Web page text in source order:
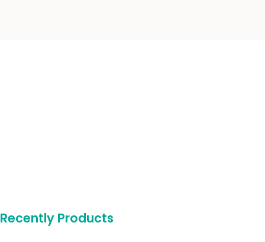
Recently Products